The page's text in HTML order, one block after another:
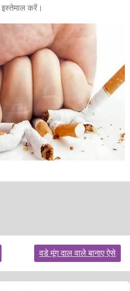
इस्तेमाल करें।
वडे मूंग दाल वाले बानाए ऐसे